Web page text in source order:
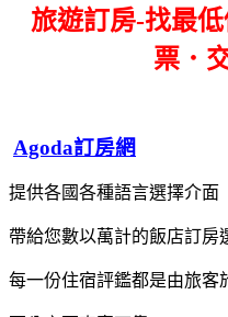
旅遊訂房-找最
票．
Agoda訂房網
提供各國各種語言選擇介面
帶給您數以萬計的飯店訂房
每一份住宿評鑑都是由旅客